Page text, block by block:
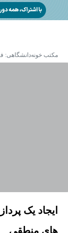
مکتب خونهدانشگاهی:
ایجاد یک
های منطقی